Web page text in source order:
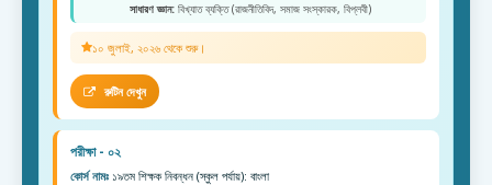
সাধারণ জ্ঞান:বিখ্যাত ব্যক্তি (রাজনীতিবিদ, সমাজ সংস্কারক, বিপ্লবী)
১০ জুলাই, ২০২৬ থেকে শুরু।
রুটিন দেখুন
পরীক্ষা - ০২
কোর্স নামঃ ১৯তম শিক্ষক নিবন্ধন (স্কুল পর্যায়): বাংলা